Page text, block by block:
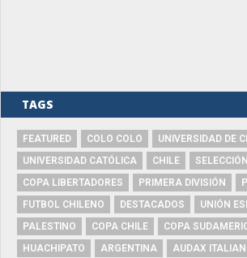
TAGS
FEATURED COLO COLO
UNIVERSIDAD DE
UNIVERSIDAD CATÓLICA
CHILE
COPA LIBERTADORES
PRIMERA DIVISIÓN
FUTBOL CHILENO
DESTACADOS
UNIÓN
PALESTINO
COPA CHILE
COPA
HUACHIPATO
ARGENTINA
AUDAX